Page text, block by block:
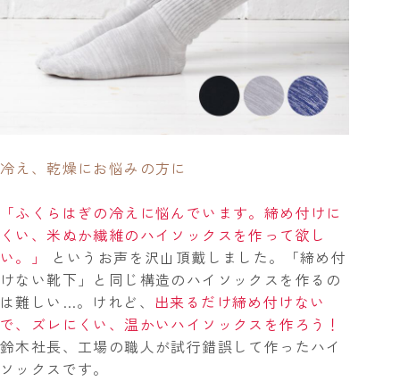
冷え、乾燥にお悩みの方に
「ふくらはぎの冷えに悩んでいます。締め付けに
くい、米ぬか繊維のハイソックスを作って欲し
い。」
というお声を沢山頂戴しました。「締め付
けない靴下」と同じ構造のハイソックスを作るの
は難しい…。けれど、 出来るだけ締め付けない
で、ズレにくい、温かいハイソックスを作ろう！
鈴木社長、工場の職人が試行錯誤して作ったハイ
ソックスです。